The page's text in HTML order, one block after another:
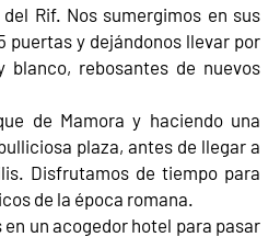
Rif. Nos sumergimos en sus
puertas y dejándonos llevar por
rebosantes de nuevos
de Mamora y haciendo una
plaza, antes de llegar a
Disfrutamos de tiempo para
de la época romana.
un acogedor hotel para pasar